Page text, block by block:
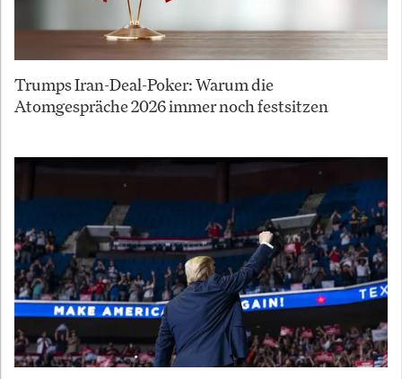
Trumps Iran-Deal-Poker: Warum die
Atomgespräche 2026 immer noch festsitzen